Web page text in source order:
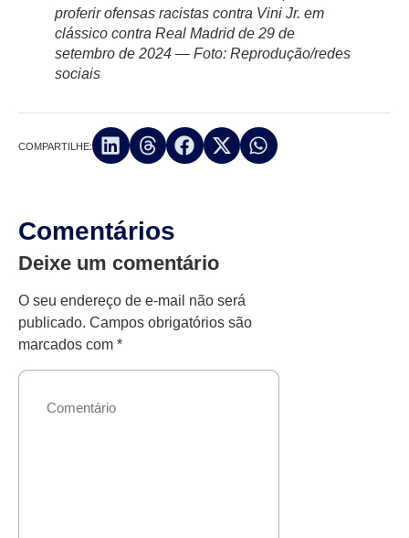
proferir ofensas racistas contra Vini Jr. em
clássico contra Real Madrid de 29 de
setembro de 2024 — Foto: Reprodução/redes
sociais
COMPARTILHE:
Comentários
Deixe um comentário
O seu endereço de e-mail não será
publicado. Campos obrigatórios são
marcados com *